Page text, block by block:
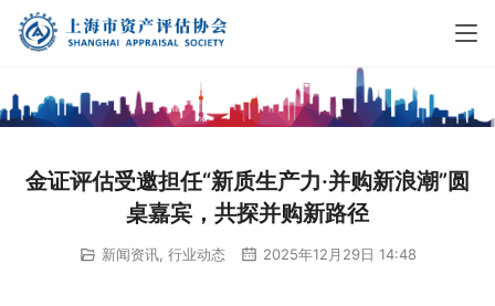
金证评估受邀担任“新质生产力·并购新浪潮”圆
桌嘉宾，共探并购新路径
新闻资讯, 行业动态 2025年12月29日 14:48